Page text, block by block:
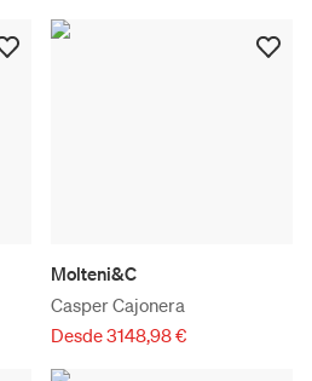
Molteni&C
Casper Cajonera
Desde 3148,98 €